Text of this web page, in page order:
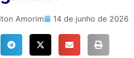
Amorim 14 de junho de 2026